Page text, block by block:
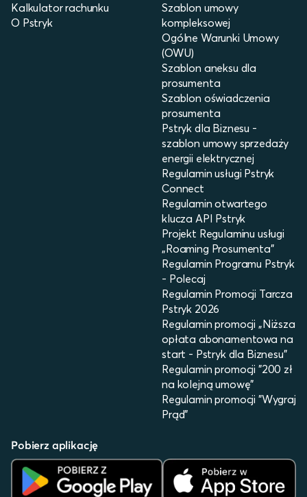
Kalkulator rachunku
O Pstryk
Szablon umowy
kompleksowej
Ogólne Warunki Umowy
(OWU)
Szablon aneksu dla
prosumenta
Szablon oświadczenia
prosumenta
Pstryk dla Biznesu -
szablon umowy sprzedaży
energii elektrycznej
Regulamin usługi Pstryk
Connect
Regulamin otwartego
klucza API Pstryk
Projekt Regulaminu usługi
„Roaming Prosumenta”
Regulamin Programu Pstryk
- Polecaj
Regulamin Promocji Tarcza
Pstryk 2026
Regulamin promocji „Niższa
opłata abonamentowa na
start - Pstryk dla Biznesu”
Regulamin promocji "200 zł
na kolejną umowę"
Regulamin promocji "Wygraj
Prąd"
Pobierz aplikację